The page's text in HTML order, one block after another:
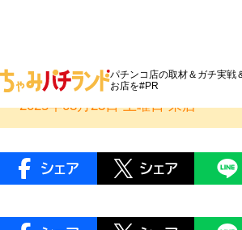
パチンコ店の取材＆ガチ実戦
お店を#PR
ちゃみレポ：センター
2025年08月23日 土曜日 来店